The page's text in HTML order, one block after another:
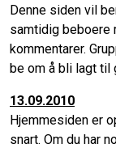
Denne siden vil
samtidig beboere
kommentarer.
be om å bli lagt til
13.09.2010
Hjemmesiden er
snart. Om du har